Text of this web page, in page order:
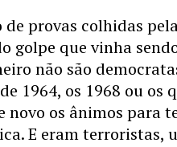
provas colhidas
golpe que vinha
não são
1964, os 1968 ou os
os ânimos para
E eram terroristas,